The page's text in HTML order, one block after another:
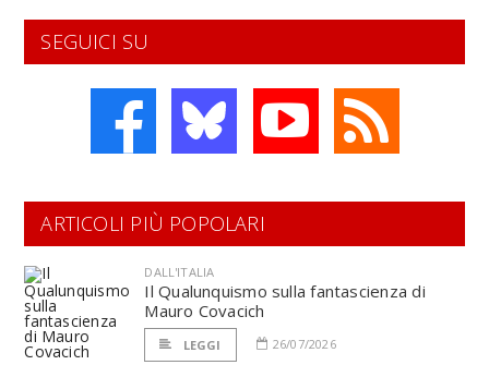
SEGUICI SU
ARTICOLI PIÙ POPOLARI
DALL'ITALIA
Il Qualunquismo sulla fantascienza di
Mauro Covacich
LEGGI 26/07/2026